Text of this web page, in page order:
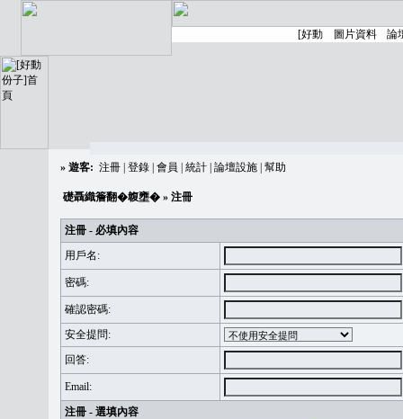
» 遊客: 注冊 登錄 會員 統計 論壇設施 幫助
礎聶織簷翻�䪖壅� » 注冊
注冊 - 必填內容
用戶名:
密碼:
確認密碼:
安全提問:
回答:
Email:
注冊 - 選填內容